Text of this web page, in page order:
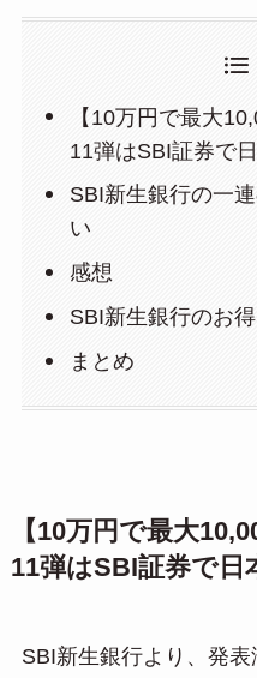
【10万円で最大
11弾はSBI証券で
SBI新生銀行の一
い
感想
SBI新生銀行のお
まとめ
【10万円で最大
11弾はSBI証券で日
SBI新生銀行より、発表